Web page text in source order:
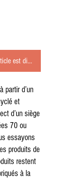
est disponible
partir d’un
et
d’un siège
70 ou
essayons
produits de
restent
à la